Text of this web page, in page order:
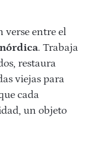
verse entre el
. Trabaja
restaura
viejas para
cada
un objeto